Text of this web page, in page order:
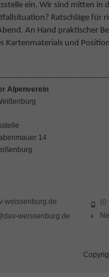
ein. Wir sind mitten in
Ratschläge für
An Hand praktischer
Kartenmaterials und
Alpenverein
14
weissenburg.de
weissenburg.de
(0